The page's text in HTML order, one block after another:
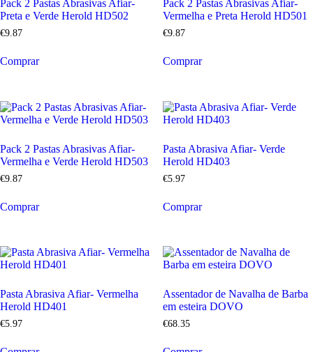
Pack 2 Pastas Abrasivas Afiar-
Preta e Verde Herold HD502
€9.87
Comprar
Pack 2 Pastas Abrasivas Afiar-
Vermelha e Preta Herold HD501
€9.87
Comprar
Pack 2 Pastas Abrasivas Afiar-
Vermelha e Verde Herold HD503
€9 87
Comprar
Pasta Abrasiva Afiar- Verde
Herold HD403
€5. 97
Comprar
Pasta Abrasiva Afiar- Vermelha
Herold HD401
€5.97
Assentador de Navalha de Barba
em esteira DOVO
€68.35